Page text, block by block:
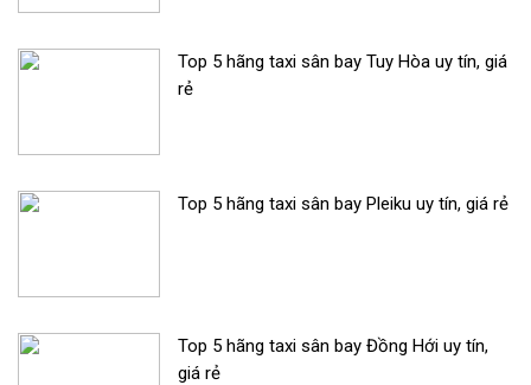
Top 5 hãng taxi sân bay Tuy Hòa uy tín, giá
rẻ
Top 5 hãng taxi sân bay Pleiku uy tín, giá rẻ
Top 5 hãng taxi sân bay Đồng Hới uy tín,
giá rẻ